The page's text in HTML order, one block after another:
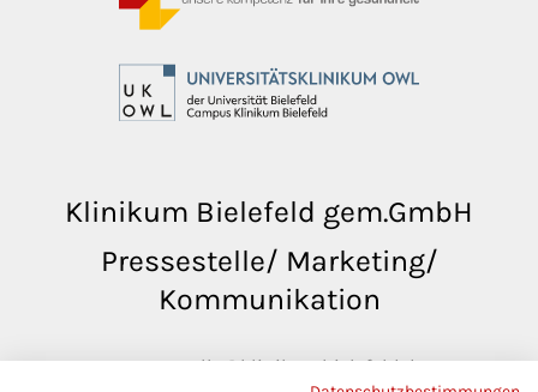
Klinikum Bielefeld gem.GmbH
Pressestelle/ Marketing/
Kommunikation
pressestelle@klinikumbielefeld.de